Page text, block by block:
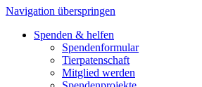
Navigation überspringen
Spenden & helfen
Spendenformular
Tierpatenschaft
Mitglied werden